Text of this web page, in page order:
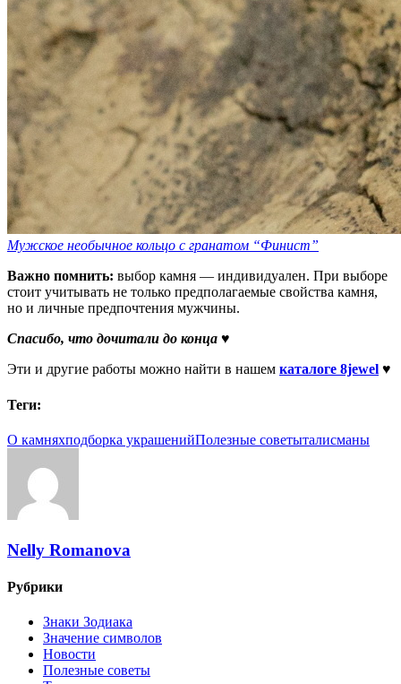
Мужское необычное кольцо с гранатом “Финист”
Важно помнить: выбор камня — индивидуален. При выборе
стоит учитывать не только предполагаемые свойства камня,
но и личные предпочтения мужчины.
Спасибо, что дочитали до конца ♥
Эти и другие работы можно найти в нашем каталоге 8jewel ♥
Теги:
О камняхподборка украшенийПолезные советыталисманы
Nelly Romanova
Рубрики
Знаки Зодиака
Значение символов
Новости
Полезные советы